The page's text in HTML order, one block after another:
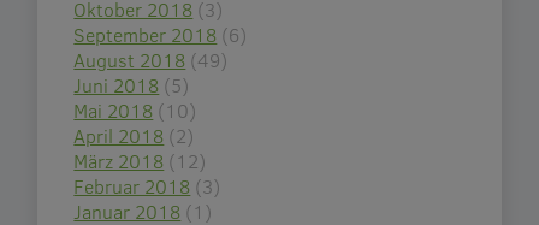
Oktober 2018 (3)
September 2018 (6)
August 2018 (49)
Juni 2018 (5)
Mai 2018 (10)
April 2018 (2)
März 2018 (12)
Februar 2018 (3)
Januar 2018 (1)